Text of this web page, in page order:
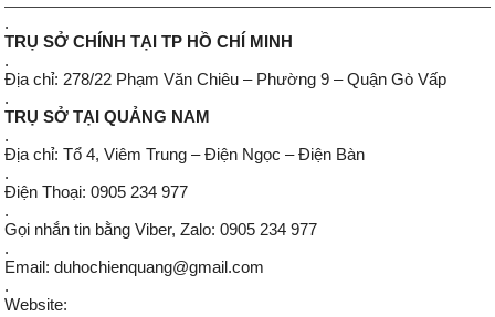
.
TRỤ SỞ CHÍNH TẠI TP HỒ CHÍ MINH
.
Địa chỉ: 278/22 Phạm Văn Chiêu – Phường 9 – Quận Gò Vấp
.
TRỤ SỞ TẠI QUẢNG NAM
.
Địa chỉ: Tổ 4, Viêm Trung – Điện Ngọc – Điện Bàn
.
Điện Thoại: 0905 234 977
.
Gọi nhắn tin bằng Viber, Zalo: 0905 234 977
.
Email: duhochienquang@gmail.com
.
Website: